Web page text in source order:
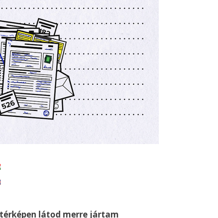
látod merre jártam